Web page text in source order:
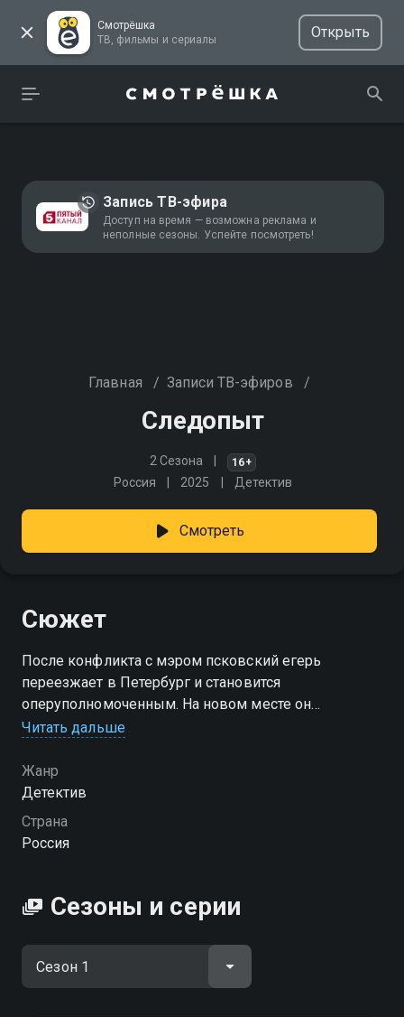
Смотрёшка
ТВ, фильмы и сериалы
Открыть
Запись ТВ-эфира
Доступ на время — возможна реклама и
неполные сезоны. Успейте посмотреть!
Главная / Записи ТВ-эфиров /
Следопыт
2 Сезона 16+
Россия 2025 Детектив
Смотреть
Сюжет
После конфликта с мэром псковский егерь
переезжает в Петербург и становится
оперуполномоченным. На новом месте он
раскрывает преступления вместе с корги по кличке
Читать дальше
Жанр
Детектив
Страна
Россия
Сезоны и серии